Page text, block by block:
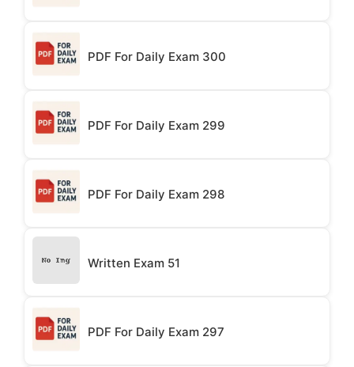
PDF For Daily Exam 300
PDF For Daily Exam 299
PDF For Daily Exam 298
Written Exam 51
PDF For Daily Exam 297